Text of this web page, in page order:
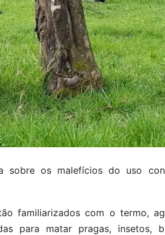
sobre os malefícios do uso
familiarizados com o termo,
para matar pragas, insetos,